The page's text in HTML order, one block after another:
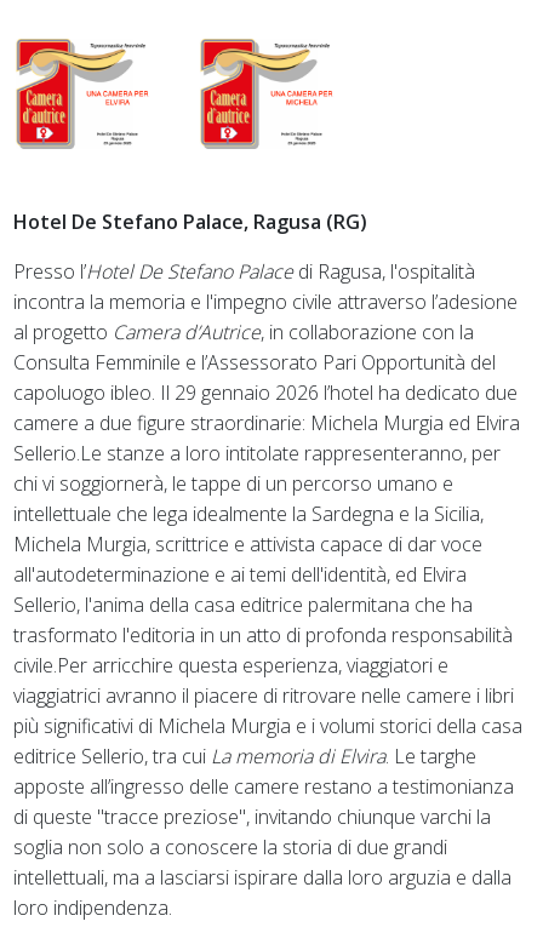
Hotel De Stefano Palace, Ragusa (RG)
Presso l’Hotel De Stefano Palacedi Ragusa, l'ospitalità
incontra la memoria e l'impegno civile attraverso l’adesione
al progetto Camera d’Autrice, in collaborazione con la
Consulta Femminile e l’Assessorato Pari Opportunità del
capoluogo ibleo. Il 29 gennaio 2026 l’hotel ha dedicato due
camere a due figure straordinarie: Michela Murgia ed Elvira
Sellerio.Le stanze a loro intitolate rappresenteranno, per
chi vi soggiornerà, le tappe di un percorso umano e
intellettuale che lega idealmente la Sardegna e la Sicilia,
Michela Murgia, scrittrice e attivista capace di dar voce
all'autodeterminazione e ai temi dell'identità, ed Elvira
Sellerio, l'anima della casa editrice palermitana che ha
trasformato l'editoria in un atto di profonda responsabilità
civile.Per arricchire questa esperienza, viaggiatori e
viaggiatrici avranno il piacere di ritrovare nelle camere i libri
più significativi di Michela Murgia e i volumi storici della casa
editrice Sellerio, tra cui La memoria di Elvira. Le targhe
apposte all’ingresso delle camere restano a testimonianza
di queste "tracce preziose", invitando chiunque varchi la
soglia non solo a conoscere la storia di due grandi
intellettuali, ma a lasciarsi ispirare dalla loro arguzia e dalla
loro indipendenza.